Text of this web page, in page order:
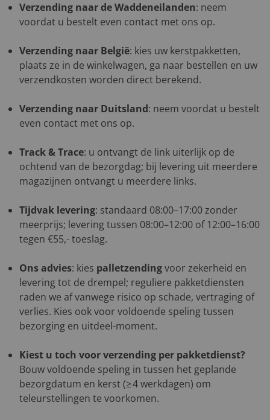
Verzending naar de Waddeneilanden: neem
voordat u bestelt even contact met ons op.
Verzending naar België: kies uw kerstpakketten,
plaats ze in de winkelwagen, ga naar bestellen en uw
verzendkosten worden direct berekend.
Verzending naar Duitsland: neem voordat u bestelt
even contact met ons op.
Track & Trace: u ontvangt de link uiterlijk op de
ochtend van de bezorgdag; bij levering uit meerdere
magazijnen ontvangt u meerdere links.
Tijdvak levering: standaard 08:00–17:00 zonder
meerprijs; levering tussen 08:00–12:00 of 12:00–16:00
tegen €55,- toeslag.
Ons advies: kies palletzendingvoor zekerheid en
levering tot de drempel; reguliere pakketdiensten
raden we af vanwege risico op schade, vertraging of
verlies. Kies ook voor voldoende speling tussen
bezorging en uitdeel-moment.
Kiest u toch voor verzending per pakketdienst?
Bouw voldoende speling in tussen het geplande
bezorgdatum en kerst (≥ 4 werkdagen) om
teleurstellingen te voorkomen.